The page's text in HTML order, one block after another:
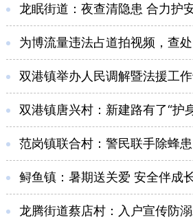
龙眠街道：夜查清隐患 合力护
为博流量违法占道拍视频，查处
双港镇举办人民调解暨法援工作专题
双港镇唐兴村：新建路有了“护
范岗镇联合村：警民联手除蜂患 为民解难保
鲟鱼镇：暑期送关爱 安全伴成
龙腾街道蔡店村：入户宣传防溺水 防控风险不